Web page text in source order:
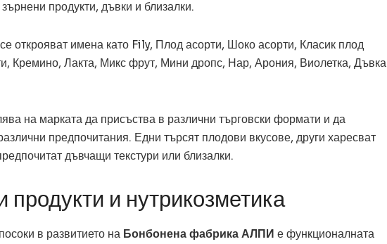
продукти, дъвки и близалки.
открояват имена като Fily, Плод асорти, Шоко асорти, Класик плод
Кремино, Лакта, Микс фрут, Мини дропс, Нар, Арония, Виолетка, Дъвка
на марката да присъства в различни търговски формати и да
предпочитания. Едни търсят плодови вкусове, други харесват
дъвчащи текстури или близалки.
и нутрикозметика
в развитието на Бонбонена фабрика АЛПИ е функционалната